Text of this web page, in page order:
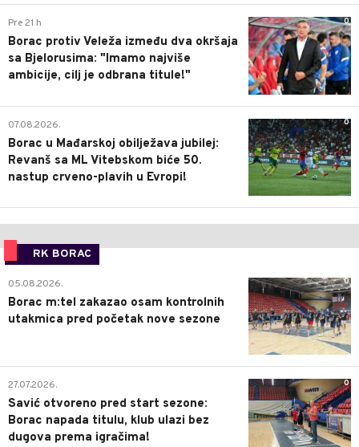
0
Pre 21 h
Borac protiv Veleža između dva okršaja
sa Bjelorusima: "Imamo najviše
ambicije, cilj je odbrana titule!"
0
07.08.2026.
Borac u Mađarskoj obilježava jubilej:
Revanš sa ML Vitebskom biće 50.
nastup crveno-plavih u Evropi!
RK BORAC
0
05.08.2026.
Borac m:tel zakazao osam kontrolnih
utakmica pred početak nove sezone
0
27.07.2026.
Savić otvoreno pred start sezone:
Borac napada titulu, klub ulazi bez
dugova prema igračima!